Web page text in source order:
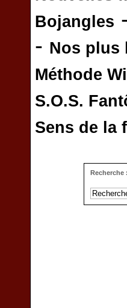
Bojangles
- Nos plus
Méthode
S.O.S.
Sens de la
Recherche :